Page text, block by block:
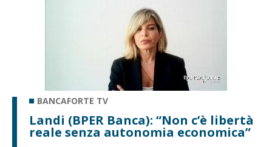
BANCAFORTE TV
Landi (BPER Banca): “Non c’è libertà
reale senza autonomia economica”